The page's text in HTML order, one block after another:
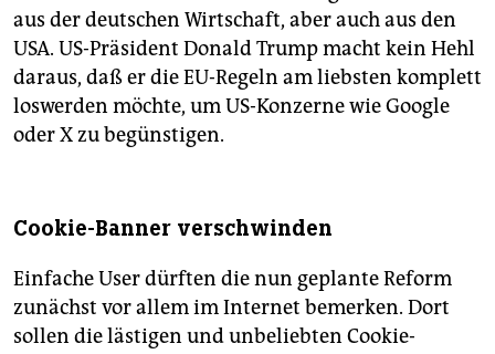
aus der deutschen Wirtschaft, aber auch aus den
USA. US-Präsident Donald Trump macht kein Hehl
daraus, daß er die EU-Regeln am liebsten komplett
loswerden möchte, um US-Konzerne wie Google
oder X zu begünstigen.
Cookie-Banner verschwinden
Einfache User dürften die nun geplante Reform
zunächst vor allem im Internet bemerken. Dort
sollen die lästigen und unbeliebten Cookie-